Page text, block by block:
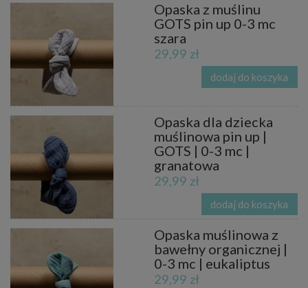
Opaska z muślinu
GOTS pin up 0-3 mc
szara
29,99 zł
dodaj do koszyka
Opaska dla dziecka
muślinowa pin up |
GOTS | 0-3 mc |
granatowa
29,99 zł
dodaj do koszyka
Opaska muślinowa z
bawełny organicznej |
0-3 mc | eukaliptus
29,99 zł